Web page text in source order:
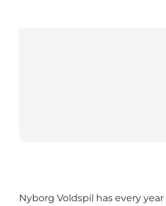
Nyborg Voldspil has every